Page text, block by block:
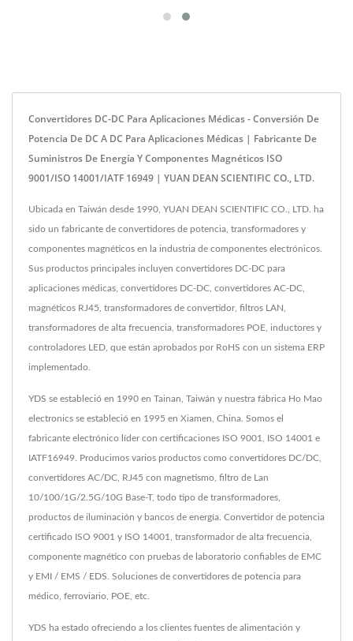
Convertidores DC-DC Para Aplicaciones Médicas - Conversión De
Potencia De DC A DC Para Aplicaciones Médicas | Fabricante De
Suministros De Energía Y Componentes Magnéticos ISO
9001/ISO 14001/IATF 16949 | YUAN DEAN SCIENTIFIC CO., LTD.
Ubicada en Taiwán desde 1990, YUAN DEAN SCIENTIFIC CO., LTD. ha
sido un fabricante de convertidores de potencia, transformadores y
componentes magnéticos en la industria de componentes electrónicos.
Sus productos principales incluyen convertidores DC-DC para
aplicaciones médicas, convertidores DC-DC, convertidores AC-DC,
magnéticos RJ45, transformadores de convertidor, filtros LAN,
transformadores de alta frecuencia, transformadores POE, inductores y
controladores LED, que están aprobados por RoHS con un sistema ERP
implementado.
YDS se estableció en 1990 en Tainan, Taiwán y nuestra fábrica Ho Mao
electronics se estableció en 1995 en Xiamen, China. Somos el
fabricante electrónico líder con certificaciones ISO 9001, ISO 14001 e
IATF16949. Producimos varios productos como convertidores DC/DC,
convertidores AC/DC, RJ45 con magnetismo, filtro de Lan
10/100/1G/2.5G/10G Base-T, todo tipo de transformadores,
productos de iluminación y bancos de energía. Convertidor de potencia
certificado ISO 9001 y ISO 14001, transformador de alta frecuencia,
componente magnético con pruebas de laboratorio confiables de EMC
y EMI / EMS / EDS. Soluciones de convertidores de potencia para
médico, ferroviario, POE, etc.
YDS ha estado ofreciendo a los clientes fuentes de alimentación y